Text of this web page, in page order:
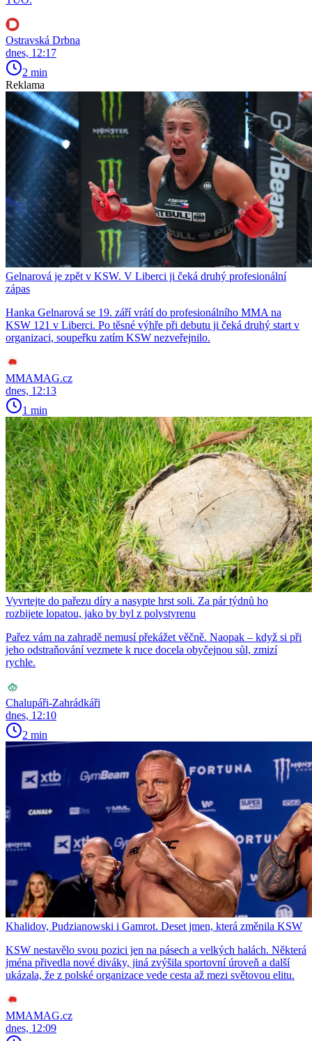
Ostravská Drbna
dnes, 12:17
2 min
Reklama
Gelnarová je zpět v KSW. V Liberci ji čeká druhý profesionální
zápas
Hanka Gelnarová se 19. září vrátí do profesionálního MMA na
KSW 121 v Liberci. Po těsné výhře při debutu ji čeká druhý start v
organizaci, soupeřku zatím KSW nezveřejnilo.
MMAMAG.cz
dnes, 12:13
1 min
Vyvrtejte do pařezu díry a nasypte hrst soli. Za pár týdnů ho
rozbijete lopatou, jako by byl z polystyrenu
Pařez vám na zahradě nemusí překážet věčně. Naopak – když si při
jeho odstraňování vezmete k ruce docela obyčejnou sůl, zmizí
rychle.
Chalupáři-Zahrádkáři
dnes, 12:10
2 min
Khalidov, Pudzianowski i Gamrot. Deset jmen, která změnila KSW
KSW nestavělo svou pozici jen na pásech a velkých halách. Některá
jména přivedla nové diváky, jiná zvýšila sportovní úroveň a další
ukázala, že z polské organizace vede cesta až mezi světovou elitu.
MMAMAG.cz
dnes, 12:09